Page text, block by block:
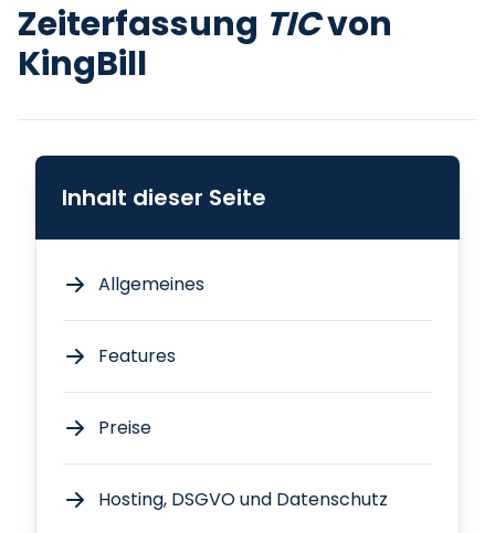
Zeiterfassung TICvon
KingBill
Inhalt dieser Seite
Allgemeines
Features
Preise
Hosting, DSGVO und Datenschutz